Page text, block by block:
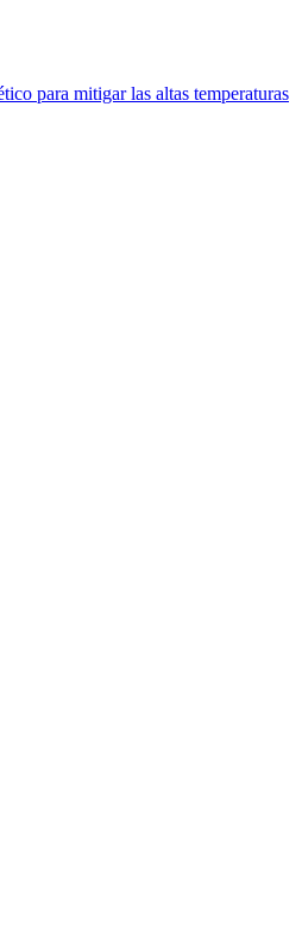
para mitigar las altas temperaturas